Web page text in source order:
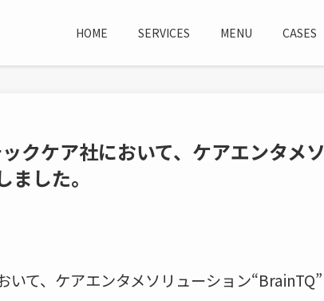
HOME SERVICES MENU CASES
クケア社において、ケアエンタメ
した。
て、ケアエンタメソリューション“BrainTQ”